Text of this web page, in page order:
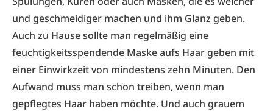
und geschmeidiger machen und ihm Glanz geben.
Auch zu Hause sollte man regelmäßig eine
feuchtigkeitsspendende Maske aufs Haar geben mit
einer Einwirkzeit von mindestens zehn Minuten. Den
Aufwand muss man schon treiben, wenn man
gepflegtes Haar haben möchte. Und auch grauem